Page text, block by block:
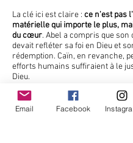
La clé ici est claire : ce n'est pas
matérielle qui importe le plus,
du cœur. Abel a compris que son
devait refléter sa foi en Dieu et
rédemption. Caïn, en revanche,
efforts humains suffiraient à le
Dieu.
Le message est profond :
Dieu
nos œuvres pour nous sauver. Il
Email Facebook